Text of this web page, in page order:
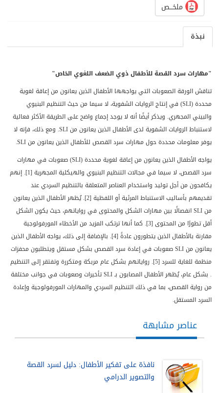
ملخـــص
نبذة
"مهارات سرد القصة للأطفال ذوي الضعف اللغوي الخاص"
تناقش الورقة الصعوبات التي يواجهها الأطفال الذين يعانون من إعاقة لغوية
محددة (SLI) في إنتاج الروايات الشفوية، لا سيما من حيث التنظيم البنيوي
والبيني المجهري. ويذكر أيضًا أنه لا يوجد إجماع واضح على الطريقة الأكثر فعالية
لاستنباط الروايات الشفوية لدى الأطفال الذين يعانون منSLI. ومع ذلك، فإنه لا
يوفر معلومات محددة حول مهارات سرد القصص للأطفال الذين يعانون منSLI
.
يواجه الأطفال الذين يعانون من إعاقة لغوية محددة (SLI) صعوبات في مهارات
سرد القصص، لا سيما في مجالات التنظيم البنيوي والهيكلية المجهرية [1]. إنهم
يكافحون من أجل توليد واستخدام العناصر المتعلقة بالتنظيم السردي عند
تقديمهم بأساليب الاستنباط المرئية أو اللفظية [2]. يُظهر الأطفال الذين يعانون
منSLIانفصالًا بين مهارات الشكل والمحتوى في رواياتهم، حيث يكون الشكل
أقل تطورًا من المحتوى [3]. كما أنها ترتكب المزيد من الأخطاء المورفولوجية
مقارنة بالأطفال الذين يتطورون عادةً [4]. بالإضافة إلى ذلك، يواجه الأطفال الذين
يعانون منSLIصعوبات في إعادة سرد القصص بشكل مستقل ويتطلبون محفزات
منظمة للغاية للسرد [5]. رواياتهم بشكل عام مربكة ومتكررة وتفتقر إلى التنظيم
. بشكل عام، يُظهر الأطفال المصابون بـSLIتأخيرات وصعوبات في جوانب مختلفة
من رواية القصص، بما في ذلك التنظيم السردي والمهارات المورفولوجية وإعادة
السرد المستقل.
عناصر مشابهة
نافذة على تفكير الأطفال: دليل لسرد القصة
والتصوير الدرامي